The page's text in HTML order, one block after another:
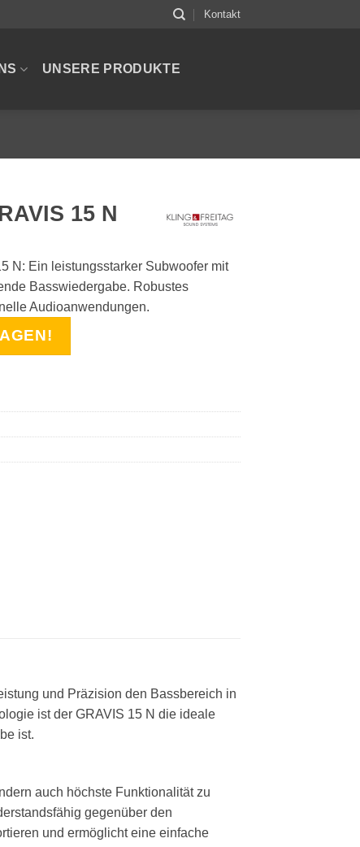
Kontakt
UNSERE PRODUKTE
15 N
N: Ein leistungsstarker Subwoofer mit
Basswiedergabe. Robustes
Audioanwendungen.
und Präzision den Bassbereich in
ist der GRAVIS 15 N die ideale
ist.
auch höchste Funktionalität zu
gegenüber den
und ermöglicht eine einfache